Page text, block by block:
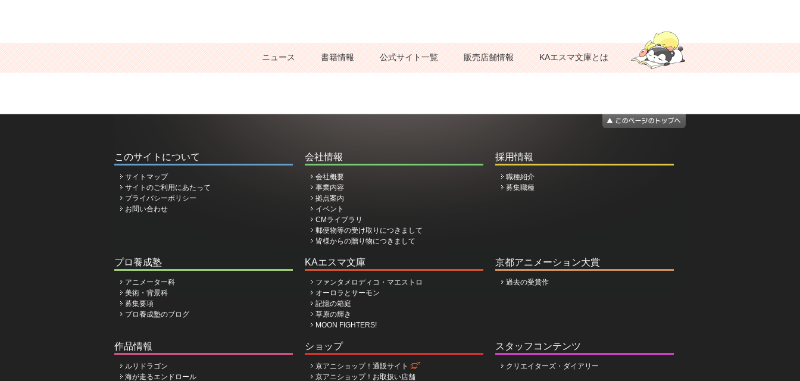
ニュース 書籍情報 公式サイト一覧 販売店舗情報 KAエスマ文庫とは
このサイトについて
サイトマップ
サイトのご利用にあたって
プライバシーポリシー
お問い合わせ
会社情報
会社概要
事業内容
拠点案内
イベント
CMライブラリ
郵便物等の受け取りにつきまして
皆様からの贈り物につきまして
採用情報
職種紹介
募集職種
プロ養成塾
アニメーター科
美術・背景科
募集要項
プロ養成塾のブログ
KAエスマ文庫
ファンタメロディコ・マエストロ
オーロラとサーモン
記憶の箱庭
草原の輝き
MOON FIGHTERS!
京都アニメーション大賞
過去の受賞作
作品情報
ルリドラゴン
海が走るエンドロール
ショップ
京アニショップ！通販サイト
京アニショップ！お取扱い店舗
スタッフコンテンツ
クリエイターズ・ダイアリー